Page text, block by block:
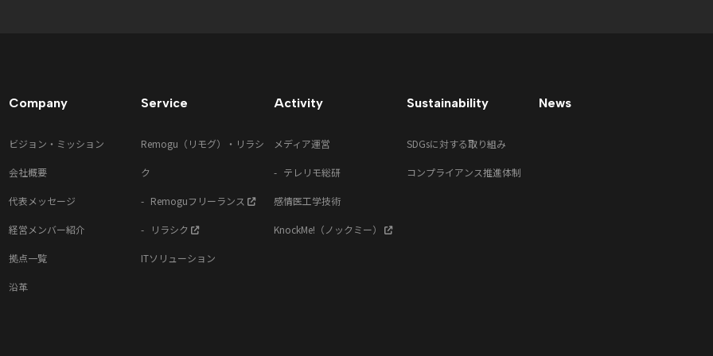
Company
ビジョン・ミッション
会社概要
代表メッセージ
経営メンバー紹介
拠点一覧
沿革
Service
Remogu（リモグ）・リラシ
ク
Remoguフリーランス
リラシク
ITソリューション
Activity
メディア運営
テレリモ総研
感情医工学技術
KnockMe!（ノックミー）
Sustainability
SDGsに対する取り組み
コンプライアンス推進体制
News